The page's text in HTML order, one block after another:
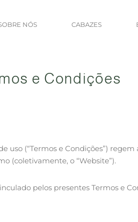
NÓS CABAZES
e Condições
uso (“Termos e Condições”)
(coletivamente, o “Website”).
pelos presentes Termos e